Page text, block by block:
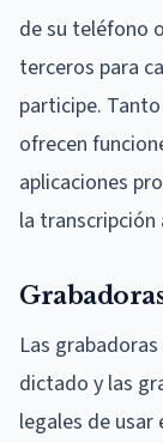
de su teléfono
terceros para
participe.
ofrecen
aplicaciones
la
Las
dictado y las
legales de usar